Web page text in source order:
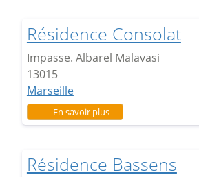
Résidence Consolat
Impasse. Albarel Malavasi
13015
Marseille
En savoir plussur Résidence Consolat
Résidence Bassens